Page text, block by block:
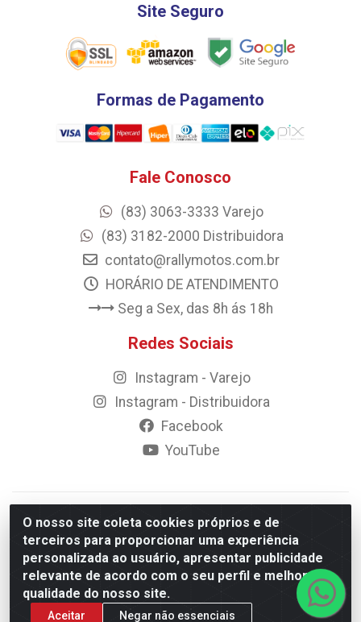
O nosso site coleta cookies próprios e de
terceiros para proporcionar uma experiência
personalizada ao usuário, apresentar publicidade
relevante de acordo com o seu perfil e melhorar a
qualidade do nosso site.
Aceitar Negar não essenciais
Site Seguro
Formas de Pagamento
Fale Conosco
(83) 3063-3333 Varejo
(83) 3182-2000 Distribuidora
contato@rallymotos.com.br
HORÁRIO DE ATENDIMENTO
Seg a Sex, das 8h ás 18h
Redes Sociais
Instagram - Varejo
Instagram - Distribuidora
Facebook
YouTube
© 2023 Rally Motos - todos os direitos reservados.
Razão Social: Rally motos distribuidora, importadora e
transportadora de peças LTDA - CNPJ 09.262.859/0001-43 -
Rua Vigário Calixto 2900 - Catolé, Campina Grande/PB